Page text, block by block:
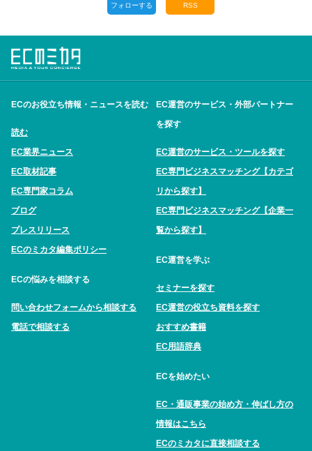
フォローする RSS
ECのお役立ち情報・ニュースを読む
読む
EC業界ニュース
EC取材記事
EC専門家コラム
ブログ
プレスリリース
ECのミカタ編集ポリシー
ECの悩みを相談する
問い合わせフォームから相談する
電話で相談する
EC運営のサービス・外部パートナー
を探す
EC運営のサービス・ツールを探す
EC専門ビジネスマッチング【カテゴ
リから探す】
EC専門ビジネスマッチング【企業一
覧から探す】
EC運営を学ぶ
セミナーを探す
EC運営の役立ち資料を探す
おすすめ書籍
EC用語辞典
ECを始めたい
EC・通販事業の始め方・伸ばし方の
情報はこちら
ECのミカタに直接相談する